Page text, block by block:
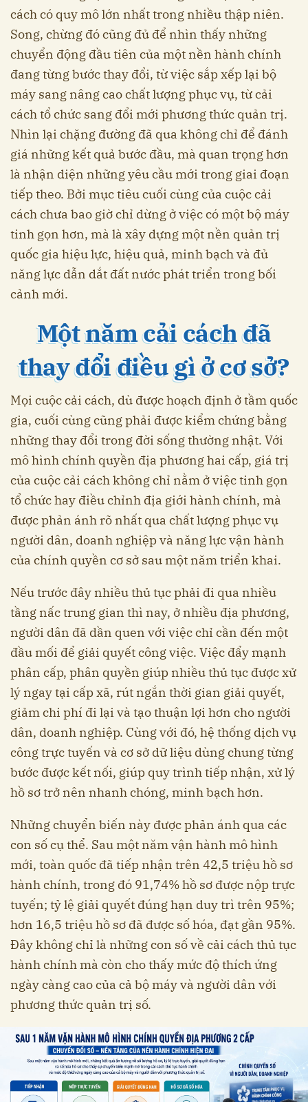
cách có quy mô lớn nhất trong nhiều thập niên.
Song, chừng đó cũng đủ để nhìn thấy những
chuyển động đầu tiên của một nền hành chính
đang từng bước thay đổi, từ việc sắp xếp lại bộ
máy sang nâng cao chất lượng phục vụ, từ cải
cách tổ chức sang đổi mới phương thức quản trị.
Nhìn lại chặng đường đã qua không chỉ để đánh
giá những kết quả bước đầu, mà quan trọng hơn
là nhận diện những yêu cầu mới trong giai đoạn
tiếp theo. Bởi mục tiêu cuối cùng của cuộc cải
cách chưa bao giờ chỉ dừng ở việc có một bộ máy
tinh gọn hơn, mà là xây dựng một nền quản trị
quốc gia hiệu lực, hiệu quả, minh bạch và đủ
năng lực dẫn dắt đất nước phát triển trong bối
cảnh mới.
Một năm cải cách đã
thay đổi điều gì ở cơ sở?
Mọi cuộc cải cách, dù được hoạch định ở tầm quốc
gia, cuối cùng cũng phải được kiểm chứng bằng
những thay đổi trong đời sống thường nhật. Với
mô hình chính quyền địa phương hai cấp, giá trị
của cuộc cải cách không chỉ nằm ở việc tinh gọn
tổ chức hay điều chỉnh địa giới hành chính, mà
được phản ánh rõ nhất qua chất lượng phục vụ
người dân, doanh nghiệp và năng lực vận hành
của chính quyền cơ sở sau một năm triển khai.
Nếu trước đây nhiều thủ tục phải đi qua nhiều
tầng nấc trung gian thì nay, ở nhiều địa phương,
người dân đã dần quen với việc chỉ cần đến một
đầu mối để giải quyết công việc. Việc đẩy mạnh
phân cấp, phân quyền giúp nhiều thủ tục được xử
lý ngay tại cấp xã, rút ngắn thời gian giải quyết,
giảm chi phí đi lại và tạo thuận lợi hơn cho người
dân, doanh nghiệp. Cùng với đó, hệ thống dịch vụ
công trực tuyến và cơ sở dữ liệu dùng chung từng
bước được kết nối, giúp quy trình tiếp nhận, xử lý
hồ sơ trở nên nhanh chóng, minh bạch hơn.
Những chuyển biến này được phản ánh qua các
con số cụ thể. Sau một năm vận hành mô hình
mới, toàn quốc đã tiếp nhận trên 42,5 triệu hồ sơ
hành chính, trong đó 91,74% hồ sơ được nộp trực
tuyến; tỷ lệ giải quyết đúng hạn duy trì trên 95%;
hơn 16,5 triệu hồ sơ đã được số hóa, đạt gần 95%.
Đây không chỉ là những con số về cải cách thủ tục
hành chính mà còn cho thấy mức độ thích ứng
ngày càng cao của cả bộ máy và người dân với
phương thức quản trị số.